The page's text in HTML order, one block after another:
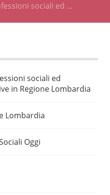
sociali ed …
sociali ed
in Regione Lombardia
Lombardia
Oggi